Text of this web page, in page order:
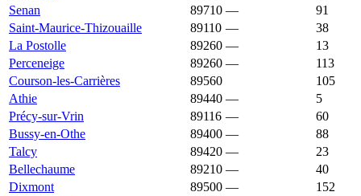
Senan
89710 —
91
Saint-Maurice-Thizouaille
89110 —
38
La Postolle
89260 —
13
Perceneige
89260 —
113
Courson-les-Carrières
89560
105
Athie
89440 —
5
Précy-sur-Vrin
89116 —
60
Bussy-en-Othe
89400 —
88
Talcy
89420 —
23
Bellechaume
89210 —
40
Dixmont
89500 —
152